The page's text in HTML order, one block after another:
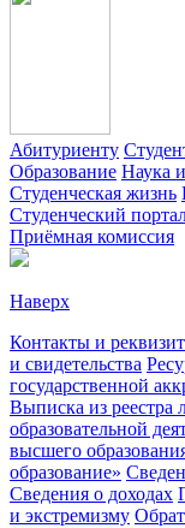
Абитуриенту
Образование Наука
Студенческая жизнь
Студенческий
Приёмная комиссия
Наверх
Контакты и
и свидетельства
государственной
Выписка из реестра
образовательной
высшего
образование»
Сведения о доходах
и экстремизму